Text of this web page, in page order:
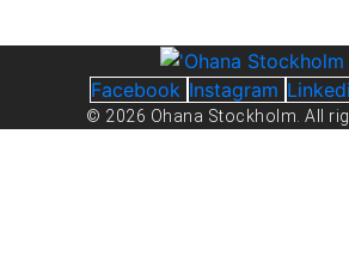
Facebook Instagram
© 2026 Ohana Stockholm. All